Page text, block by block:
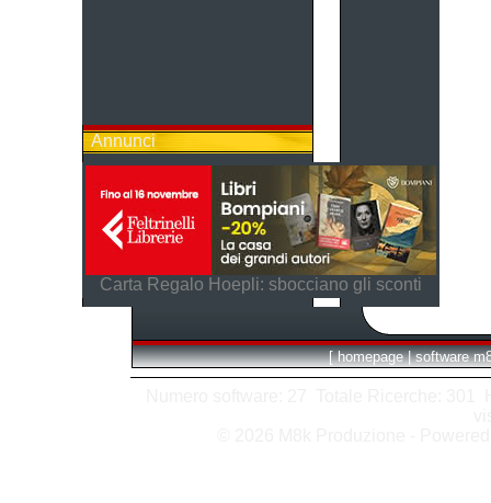
Annunci
Carta Regalo Hoepli: sbocciano gli sconti
[ homepage | software